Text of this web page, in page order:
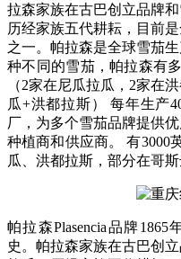
拉森家族在古巴创立品牌
历经家族五代耕耘，目前
之一。帕拉森是全球雪茄
种不同的雪茄，帕拉森有
（2家在尼瓜拉瓜，2家在
瓜+洪都拉斯） 每年生产
厂，为多个雪茄品牌提供
种植商和供应商。 有3000
瓜、洪都拉斯，部分在哥斯
帕拉森Plasencia品牌
史。帕拉森家族在古巴创